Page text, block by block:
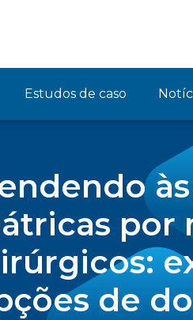
Estudos de caso
por
de